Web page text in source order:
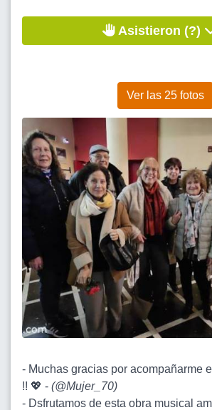
Asistieron (?)
Ver las 25 fotos
- Muchas gracias por acompañarme
!! 💖 - (@Mujer_70)
- Dsfrutamos de esta obra musical